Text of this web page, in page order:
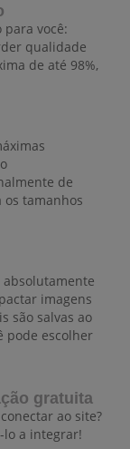
para você:
qualidade
de até 98%,
de
tamanhos
imagens
são salvas ao
pode escolher
gratuita
ao site?
lo a integrar!